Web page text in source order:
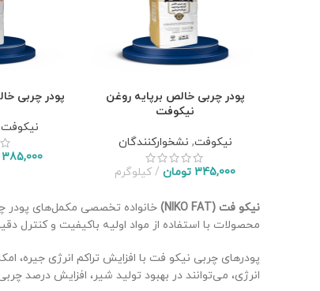
پودر چربی خالص برپایه روغن
نیکوفت
نیکوفت, نشخوارکنندگان
345,000 تومان کیلوگرم
پودر چربی
نیکوفت
385,000
نیکو فت (NIKO FAT) خانواده تخصصی مکمل‌های
محصولات با استفاده از مواد اولیه باکیفیت و کنترل
پودرهای چربی نیکو فت با افزایش تراکم انرژی جیره،
انرژی، می‌توانند در بهبود تولید شیر، افزایش درصد